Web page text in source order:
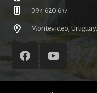
094 620 637
Montevideo, Uruguay.